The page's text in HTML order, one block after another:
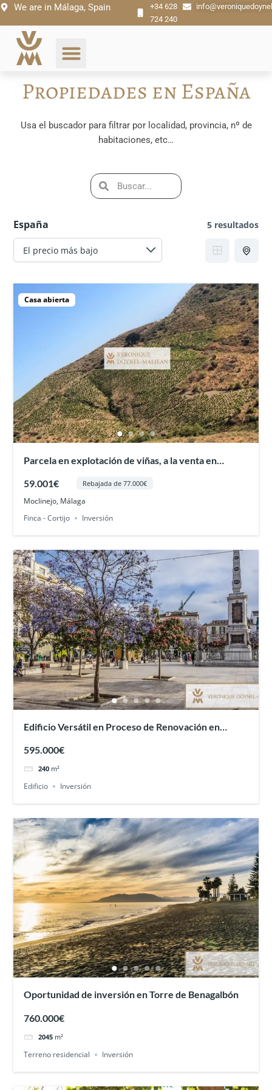
Ir
contenido
We are in Málaga, Spain
+34 628
724 240
Propiedades en España
Usa el buscador para filtrar por localidad, provincia, nº de
habitaciones, etc…
S
e
h
e
h
España 5 resultados
Casa abierta
Parcela en explotación de viñas, a la venta en
59.001€ Rebajada de 77.000€
Moclinejo, Málaga
Finca - Cortijo
Inversión
Edificio Versátil en Proceso de Renovación en
595.000€
240 m²
Edificio Inversión
Oportunidad de inversión en Torre de Benagalbón
760.000€
2045 m²
Terreno residencial Inversión